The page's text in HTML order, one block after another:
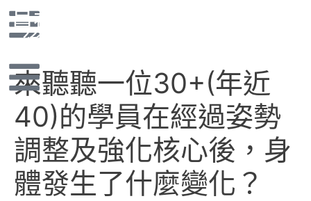
員在經過姿勢調整及強化核心
後，身體發生了什麼變化？
來聽聽一位30+(年近
40)的學員在經過姿勢
調整及強化核心後，身
體發生了什麼變化？